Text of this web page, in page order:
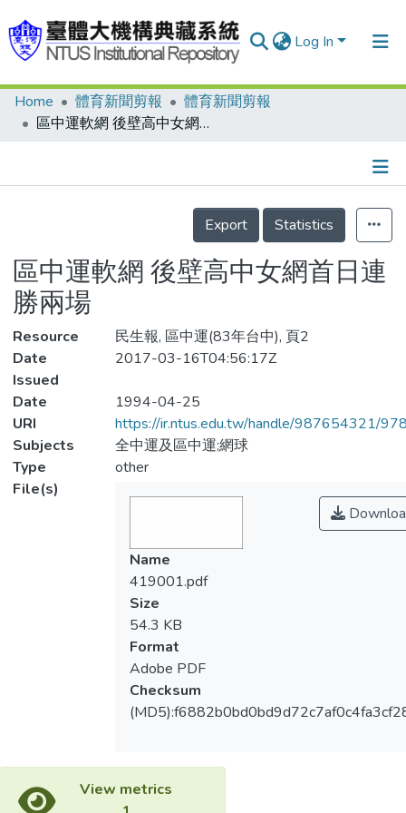
Log In
Communities & Collections
Statistics
Home 體育新聞剪報
體育新聞剪報
區中運軟網 後壁高中女網首日連勝兩場
Details
Export
Statistics
區中運軟網 後壁高中女網首日連
勝兩場
Resource
民生報, 區中運(83年台中), 頁2
Date
Issued
2017-03-16T04:56:17Z
Date
1994-04-25
URI
https://ir.ntus.edu.tw/handle/987654321/
Subjects
全中運及區中運;網球
Type
other
File(s)
Name
419001.pdf
Size
54.3 KB
Format
Adobe PDF
Checksum
View metrics